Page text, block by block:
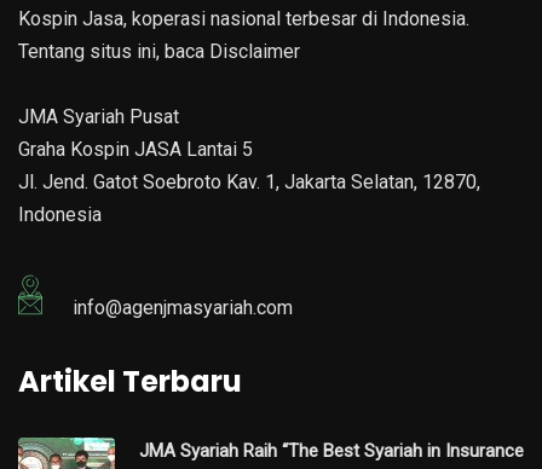
Kospin Jasa, koperasi nasional terbesar di Indonesia.
Tentang situs ini, baca Disclaimer
JMA Syariah Pusat
Graha Kospin JASA Lantai 5
Jl. Jend. Gatot Soebroto Kav. 1, Jakarta Selatan, 12870,
Indonesia
info@agenjmasyariah.com
Artikel Terbaru
JMA Syariah Raih “The Best Syariah in Insurance